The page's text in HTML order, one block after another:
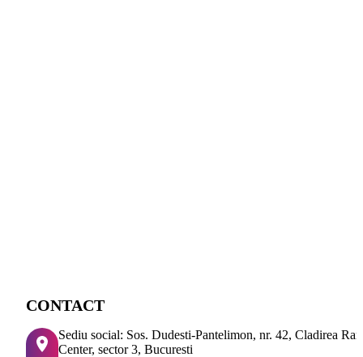
CONTACT
Sediu social: Sos. Dudesti-Pantelimon, nr. 42, Cladirea
Center, sector 3, Bucuresti